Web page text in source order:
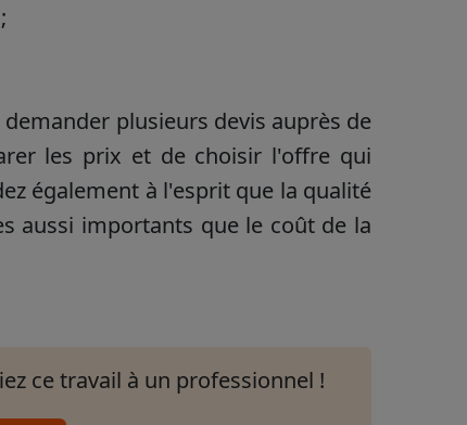
plusieurs devis auprès de
les prix et de choisir l'offre qui
également à l'esprit que la qualité
aussi importants que le coût de la
ce travail à un professionnel !